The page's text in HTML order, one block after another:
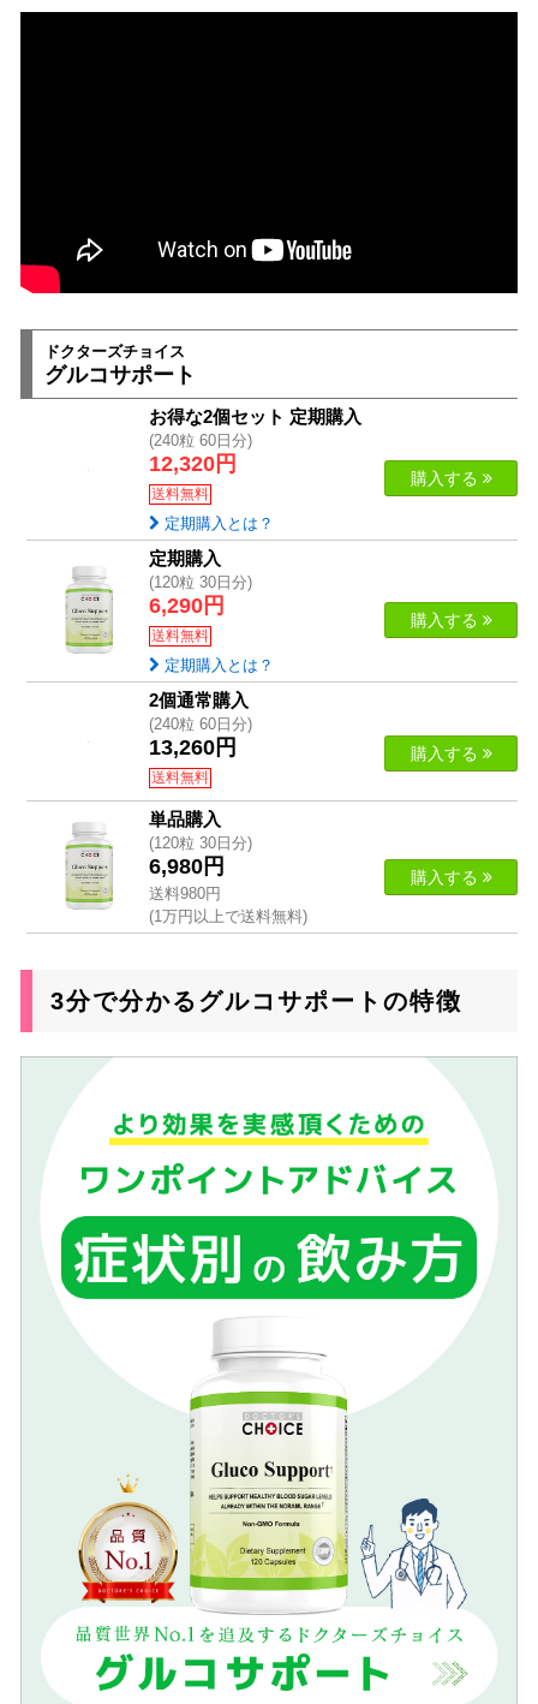
ドクターズチョイス
グルコサポート
お得な2個セット 定期購入
(240粒 60日分)
12,320円
送料無料
購入する
定期購入とは？
定期購入
(120粒 30日分)
6,290円
送料無料
購入する
定期購入とは？
2個通常購入
(240粒 60日分)
13,260円
送料無料
購入する
単品購入
(120粒 30日分)
6,980円
送料980円
(1万円以上で送料無料)
購入する
3分で分かるグルコサポートの特徴